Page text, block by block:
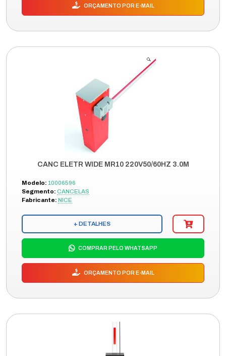
ORÇAMENTO POR E-MAIL
CANC ELETR WIDE MR10 220V50/60HZ 3.0M
Modelo: 10006596
Segmento: CANCELAS
Fabricante: NICE
+ DETALHES
COMPRAR PELO WHATSAPP
ORÇAMENTO POR E-MAIL